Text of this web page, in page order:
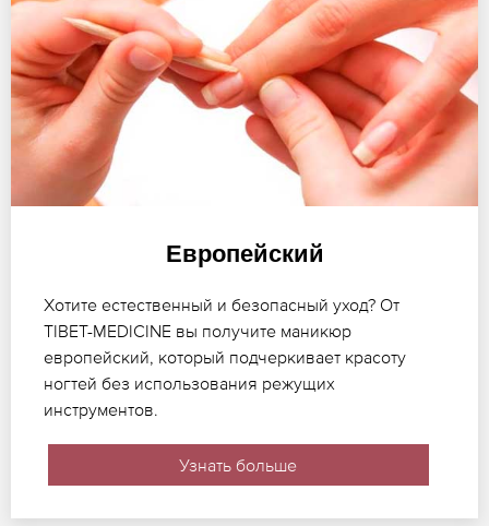
Европейский
Хотите естественный и безопасный уход? От
TIBET-MEDICINE вы получите маникюр
европейский, который подчеркивает красоту
ногтей без использования режущих
инструментов.
Узнать больше